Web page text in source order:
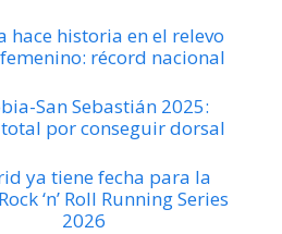
hace historia en el relevo
récord nacional
San Sebastián 2025:
por conseguir dorsal
ya tiene fecha para la
‘n’ Roll Running Series
2026